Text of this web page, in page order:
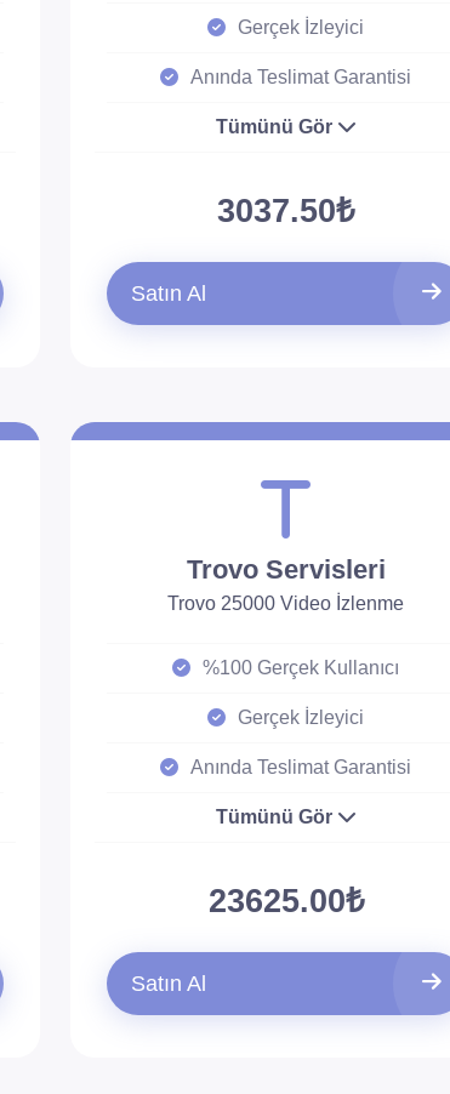
Gerçek İzleyici
Anında Teslimat Garantisi
Tümünü Gör
3037.50₺
Satın Al
Trovo Servisleri
Trovo 25000 Video İzlenme
%100 Gerçek Kullanıcı
Gerçek İzleyici
Anında Teslimat Garantisi
Tümünü Gör
23625.00₺
Satın Al